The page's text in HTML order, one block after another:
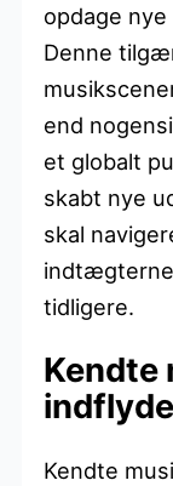
opdage
Denne
end
et globalt
skabt nye
skal
tidligere.
Kendte
Kendte